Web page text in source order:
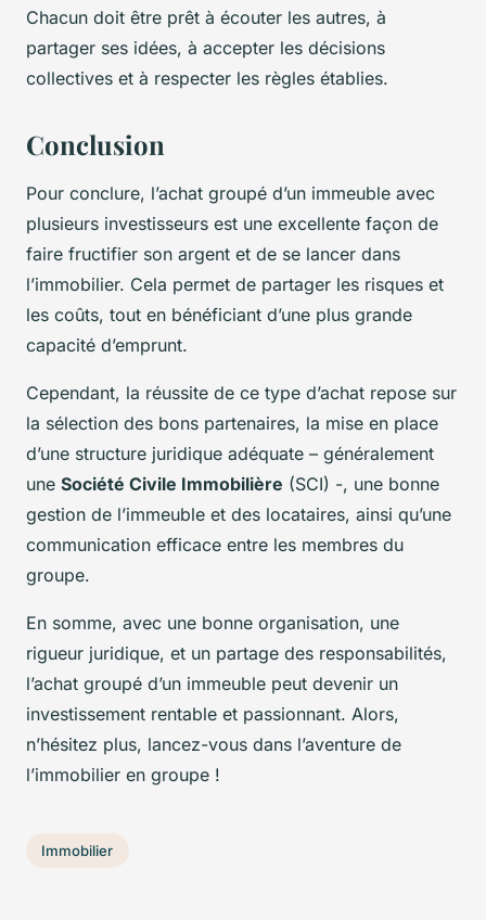
Chacun doit être prêt à écouter les autres, à
partager ses idées, à accepter les décisions
collectives et à respecter les règles établies.
Conclusion
Pour conclure, l’achat groupé d’un immeuble avec
plusieurs investisseurs est une excellente façon de
faire fructifier son argent et de se lancer dans
l’immobilier. Cela permet de partager les risques et
les coûts, tout en bénéficiant d’une plus grande
capacité d’emprunt.
Cependant, la réussite de ce type d’achat repose sur
la sélection des bons partenaires, la mise en place
d’une structure juridique adéquate – généralement
une Société Civile Immobilière (SCI) -, une bonne
gestion de l’immeuble et des locataires, ainsi qu’une
communication efficace entre les membres du
groupe.
En somme, avec une bonne organisation, une
rigueur juridique, et un partage des responsabilités,
l’achat groupé d’un immeuble peut devenir un
investissement rentable et passionnant. Alors,
n’hésitez plus, lancez-vous dans l’aventure de
l’immobilier en groupe !
Immobilier